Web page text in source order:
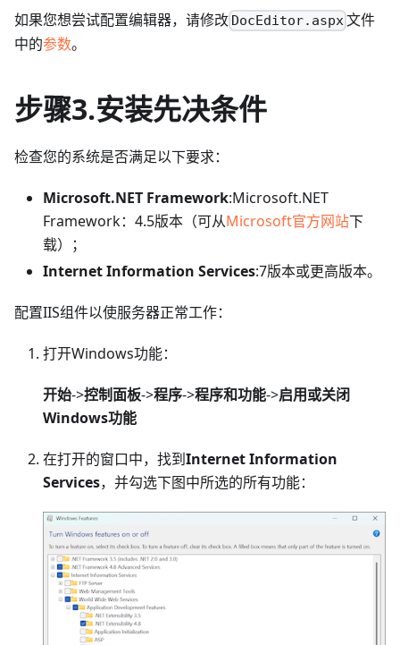
如果您想尝试配置编辑器，请修改 DocEditor.aspx文件
中的参数。
步骤3.安装先决条件
检查您的系统是否满足以下要求：
Microsoft.NET Framework:Microsoft.NET
Framework：4.5版本（可从Microsoft官方网站下
载）；
Internet Information Services:7版本或更高版本。
配置IIS组件以使服务器正常工作：
打开Windows功能：
开始->控制面板->程序->程序和功能->启用或关闭
Windows功能
在打开的窗口中，找到Internet Information
Services，并勾选下图中所选的所有功能：